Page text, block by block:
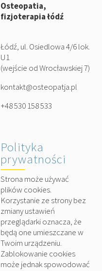
Osteopatia,
fizjoterapia łódź
Łódź, ul. Osiedlowa 4/6 lok.
U1
(wejście od Wrocławskiej 7)
kontakt@osteopatja.pl
+48 530 158 533
Polityka
prywatności
Strona może używać
plików cookies.
Korzystanie ze strony bez
zmiany ustawień
przeglądarki oznacza, że
będą one umieszczane w
Twoim urządzeniu.
Zablokowanie cookies
może jednak spowodować